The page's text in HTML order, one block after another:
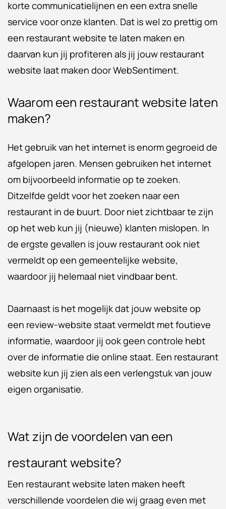
korte communicatielijnen en een extra snelle
service voor onze klanten. Dat is wel zo prettig om
een restaurant website te laten maken en
daarvan kun jij profiteren als jij jouw restaurant
website laat maken door WebSentiment.
Waarom een restaurant website laten
maken?
Het gebruik van het internet is enorm gegroeid de
afgelopen jaren. Mensen gebruiken het internet
om bijvoorbeeld informatie op te zoeken.
Ditzelfde geldt voor het zoeken naar een
restaurant in de buurt. Door niet zichtbaar te zijn
op het web kun jij (nieuwe) klanten mislopen. In
de ergste gevallen is jouw restaurant ook niet
vermeldt op een gemeentelijke website,
waardoor jij helemaal niet vindbaar bent.
Daarnaast is het mogelijk dat jouw website op
een review-website staat vermeldt met foutieve
informatie, waardoor jij ook geen controle hebt
over de informatie die online staat. Een restaurant
website kun jij zien als een verlengstuk van jouw
eigen organisatie.
Wat zijn de voordelen van een
restaurant website?
Een restaurant website laten maken heeft
verschillende voordelen die wij graag even met